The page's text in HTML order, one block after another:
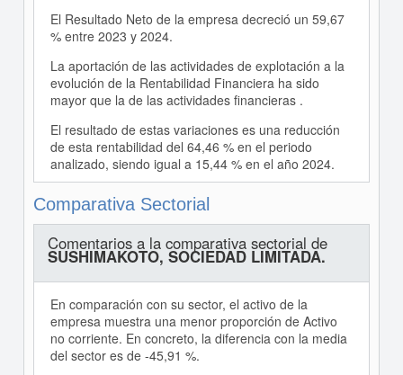
El Resultado Neto de la empresa decreció un 59,67
% entre 2023 y 2024.
La aportación de las actividades de explotación a la
evolución de la Rentabilidad Financiera ha sido
mayor que la de las actividades financieras .
El resultado de estas variaciones es una reducción
de esta rentabilidad del 64,46 % en el periodo
analizado, siendo igual a 15,44 % en el año 2024.
Comparativa Sectorial
Comentarios a la comparativa sectorial de
SUSHIMAKOTO, SOCIEDAD LIMITADA.
En comparación con su sector, el activo de la
empresa muestra una menor proporción de Activo
no corriente. En concreto, la diferencia con la media
del sector es de -45,91 %.